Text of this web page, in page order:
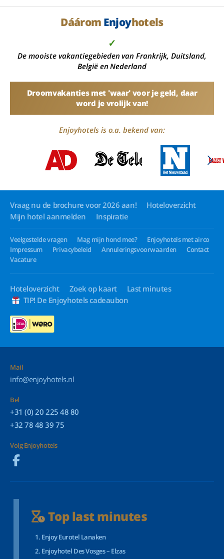
Dáárom Enjoyhotels
✓
De mooiste vakantiegebieden van Frankrijk, Duitsland,
België en Nederland
Droomvakanties met 'waar' voor je geld, daar
word je vrolijk van!
Enjoyhotels is o.a. bekend van:
Vraag nu de brochure voor 2026 aan!
Hoteloverzicht
Mijn hotel aanmelden
Inspiratie
Veelgestelde vragen Mag mijn hond mee?
Enjoyhotels met airco
Impressum
Privacybeleid Annuleringsvoorwaarden
Contact
Vacature
Hoteloverzicht Zoek op kaart
Last minutes
TIP! De Enjoyhotels cadeaubon
Mail
info@enjoyhotels.nl
Bel
+31 (0) 20 225 48 80
+32 78 48 39 75
Volg Enjoyhotels
Top last minutes
Enjoy Eurotel Lanaken
Enjoyhotel Des Vosges – Elzas